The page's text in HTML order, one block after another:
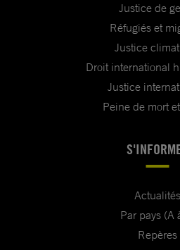
Justice de
Réfugiés et
Justice
Droit international
Justice
Peine de mort
Actualités
Par pays (A
Repères